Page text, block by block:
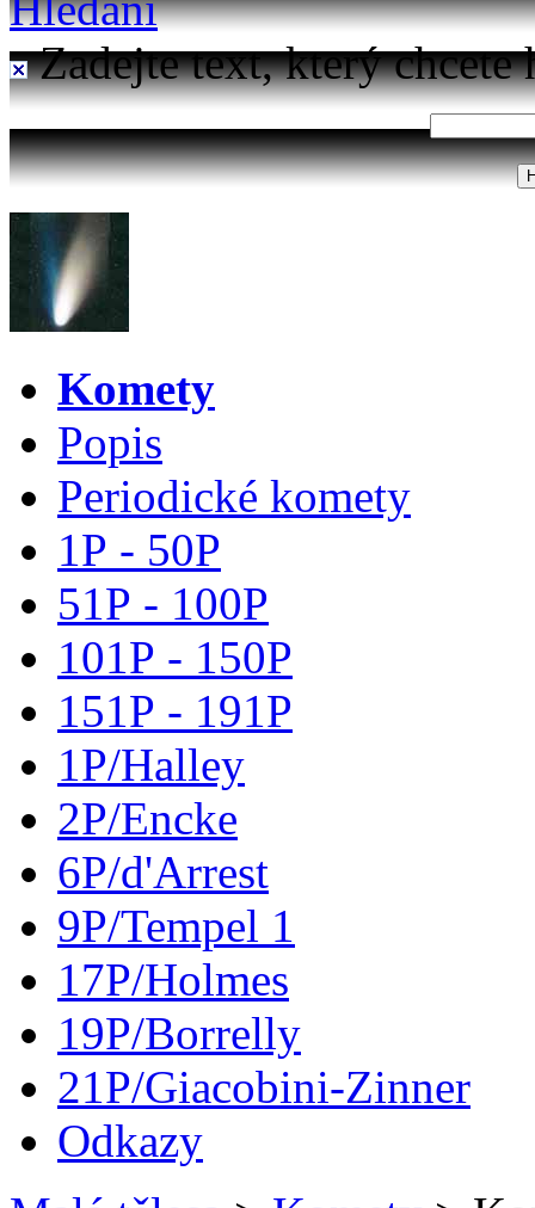
Zadejte text, který chcete
Komety
Popis
Periodické komety
1P - 50P
51P - 100P
101P - 150P
151P - 191P
1P/Halley
2P/Encke
6P/d'Arrest
9P/Tempel 1
17P/Holmes
19P/Borrelly
21P/Giacobini-Zinner
Odkazy